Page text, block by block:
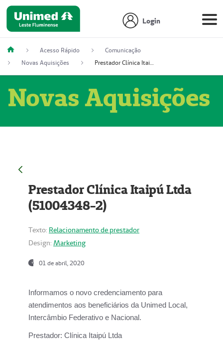
Login
Acesso Rápido
Comunicação
Novas Aquisições
Prestador Clínica Itaipú Ltda (51004348-2)
Novas Aquisições
Prestador Clínica Itaipú Ltda
(51004348-2)
Texto: Relacionamento de prestador
Design: Marketing
01 de abril, 2020
Informamos o novo credenciamento para
atendimentos aos beneficiários da Unimed Local,
Intercâmbio Federativo e Nacional.
Prestador: Clínica Itaipú Ltda